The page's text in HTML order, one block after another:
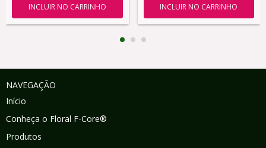
NAVEGAÇÃO
Início
Conheça o Floral F-Core®
Produtos